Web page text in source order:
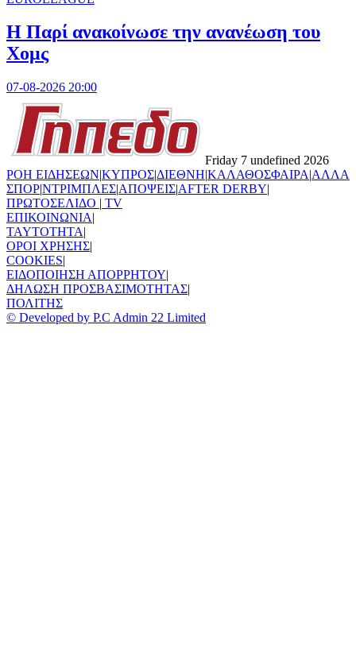
Η Παρί ανακοίνωσε την ανανέωση του
Χομς
07-08-2026 20:00
Friday 7 undefined 2026
ΡΟΗ ΕΙΔΗΣΕΩΝ|ΚΥΠΡΟΣ|ΔΙΕΘΝΗ|ΚΑΛΑΘΟΣΦΑΙΡΑ|ΑΛΛΑ
ΣΠΟΡ|ΝΤΡΙΜΠΛΕΣ|ΑΠΟΨΕΙΣ|AFTER DERBY|
ΠΡΩΤΟΣΕΛΙΔΟ | TV
ΕΠΙΚΟΙΝΩΝΙΑ|
TAYTOTHTA|
ΟΡΟΙ ΧΡΗΣΗΣ|
COOKIES|
ΕΙΔΟΠΟΙΗΣΗ ΑΠΟΡΡΗΤΟΥ|
ΔΗΛΩΣΗ ΠΡΟΣΒΑΣΙΜΟΤΗΤΑΣ|
ΠΟΛΙΤΗΣ
© Developed by P.C Admin 22 Limited